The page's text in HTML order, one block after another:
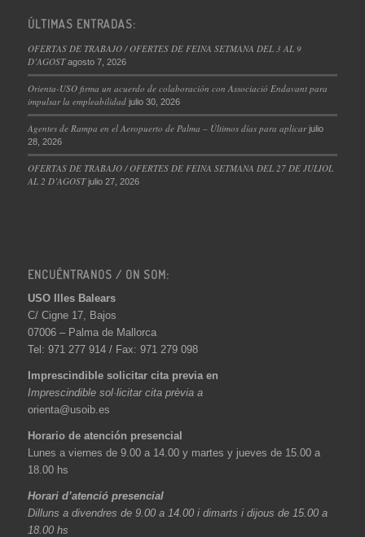
ÚLTIMAS ENTRADAS:
OFERTAS DE TRABAJO / OFERTES DE FEINA SETMANA DEL 3 AL 9
D’AGOST agosto 7, 2026
Orienta-USO firma un acuerdo de colaboración con Associació Endavant para
impulsar la empleabilidad julio 30, 2026
Agentes de Rampa en el Aeropuerto de Palma – Últimos días para aplicar julio
28, 2026
OFERTAS DE TRABAJO / OFERTES DE FEINA SETMANA DEL 27 DE JULIOL
AL 2 D’AGOST julio 27, 2026
ENCUÉNTRANOS / ON SOM:
USO Illes Balears
C/ Cigne 17, Bajos
07006 – Palma de Mallorca
Tel: 971 277 914 / Fax: 971 279 098
Imprescindible solicitar cita previa en
Imprescindible sol·licitar cita prèvia a
orienta@usoib.es
Horario de atención presencial
Lunes a viernes de 9.00 a 14.00 y martes y jueves de 15.00 a
18.00 hs
Horari d’atenció presencial
Dilluns a divendres de 9.00 a 14.00 i dimarts i dijous de 15.00 a
18.00 hs